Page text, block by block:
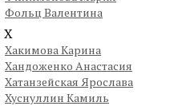
Фольц Валентина
Х
Хакимова Карина
Хандоженко Анастасия
Хатанзейская Ярослава
Хуснуллин Камиль